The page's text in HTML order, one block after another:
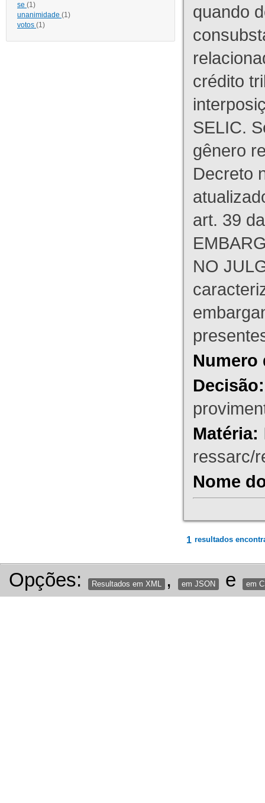
se (1)
unanimidade (1)
votos (1)
quando
crédito
SELIC.
gênero
Decreto
art. 39
NO
Numero
Decisão:
Matéria:
ressarc/
Nome
1 resultados
Opções: Resultados em XML , em JSON e em